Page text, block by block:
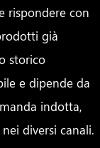
rispondere con
già
storico
e dipende da
indotta,
diversi canali.